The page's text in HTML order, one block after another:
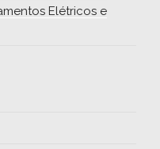
Elétricos e